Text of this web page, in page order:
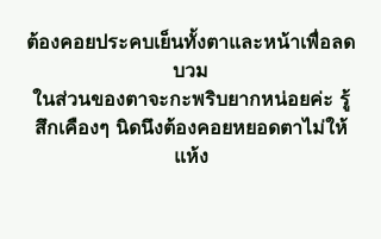
ต้องคอยประคบเย็นทั้งตาและหน้าเพื่อลด
บวม
ในส่วนของตาจะกะพริบยากหน่อยค่ะ รู้
สึกเคืองๆ นิดนึงต้องคอยหยอดตาไม่ให้
แห้ง